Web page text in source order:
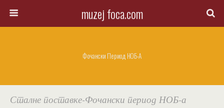
muzej foca.com
Фочански Период НОБ-А
Сталне поставке-Фочански период НОБ-а